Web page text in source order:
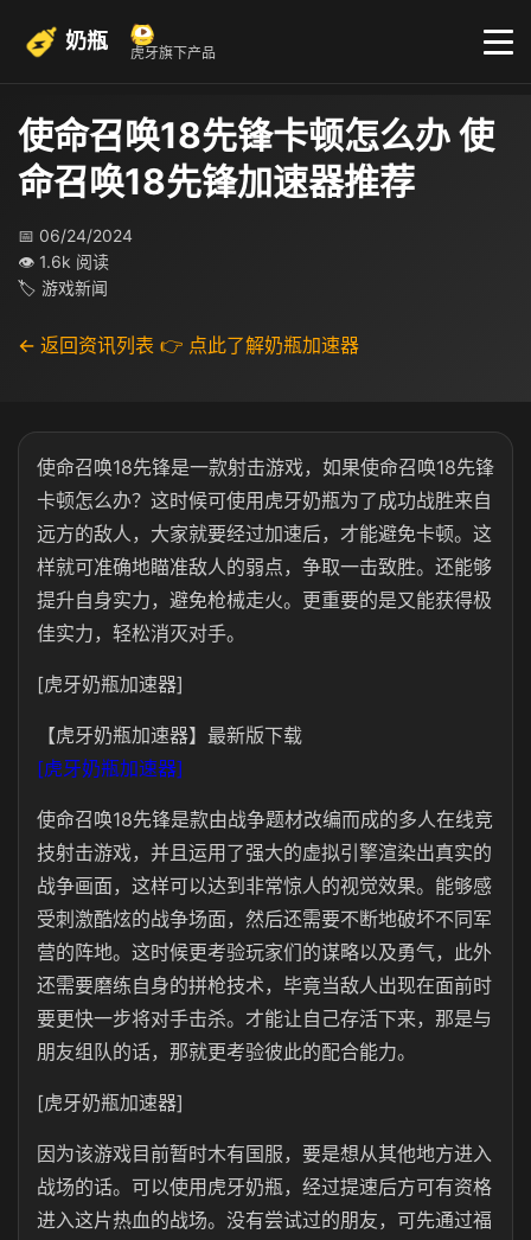
奶瓶 虎牙旗下产品
使命召唤18先锋卡顿怎么办 使
命召唤18先锋加速器推荐
📅 06/24/2024
👁 1.6k 阅读
🏷 游戏新闻
← 返回资讯列表 👉 点此了解奶瓶加速器
使命召唤18先锋是一款射击游戏，如果使命召唤18先锋
卡顿怎么办？这时候可使用虎牙奶瓶为了成功战胜来自
远方的敌人，大家就要经过加速后，才能避免卡顿。这
样就可准确地瞄准敌人的弱点，争取一击致胜。还能够
提升自身实力，避免枪械走火。更重要的是又能获得极
佳实力，轻松消灭对手。
[虎牙奶瓶加速器]
【虎牙奶瓶加速器】最新版下载
[虎牙奶瓶加速器]
使命召唤18先锋是款由战争题材改编而成的多人在线竞
技射击游戏，并且运用了强大的虚拟引擎渲染出真实的
战争画面，这样可以达到非常惊人的视觉效果。能够感
受刺激酷炫的战争场面，然后还需要不断地破坏不同军
营的阵地。这时候更考验玩家们的谋略以及勇气，此外
还需要磨练自身的拼枪技术，毕竟当敌人出现在面前时
要更快一步将对手击杀。才能让自己存活下来，那是与
朋友组队的话，那就更考验彼此的配合能力。
[虎牙奶瓶加速器]
因为该游戏目前暂时木有国服，要是想从其他地方进入
战场的话。可以使用虎牙奶瓶，经过提速后方可有资格
进入这片热血的战场。没有尝试过的朋友，可先通过福